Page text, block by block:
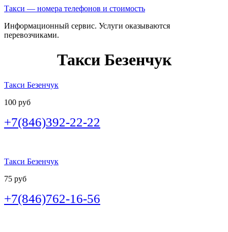
Такси — номера телефонов и стоимость
Информационный сервис. Услуги оказываются
перевозчиками.
Такси Безенчук
Такси Безенчук
100 руб
+7(846)392-22-22
Такси Безенчук
75 руб
+7(846)762-16-56